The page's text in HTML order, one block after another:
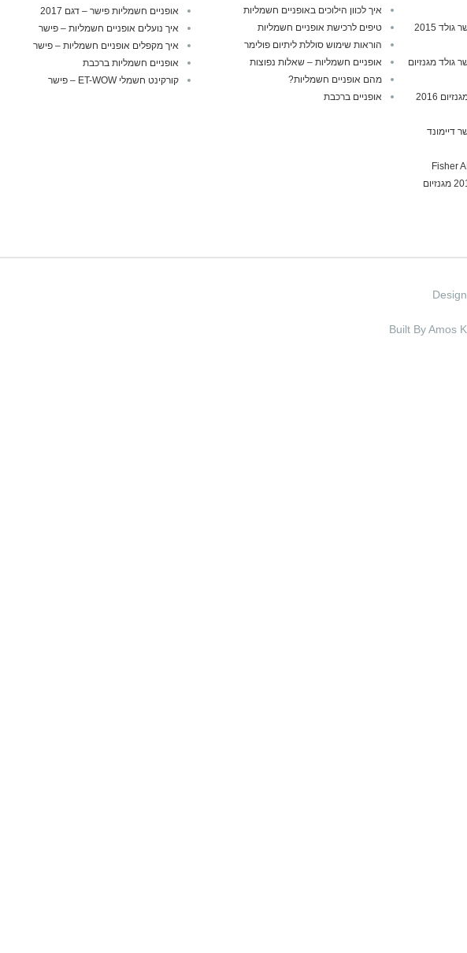
אופניים חשמליות מתקפלות פישר גולד 2015
גולד מגנזיום
אופניים חשמליות פישר סילבר מגנזיום 2016
דיימונד
אופניים חשמליות פישר גולד 2014 מגנזיום
איך לכוון הילוכים באופניים חשמליות
טיפים לרכישת אופניים חשמליות
הוראות שימוש סוללת ליתיום פולימר
אופניים חשמליות – שאלות נפוצות
מהם אופניים חשמליות?
אופניים ברכבת
אופניים חשמליות פישר – דגם 2017
איך נועלים אופניים חשמליות – פישר
איך מקפלים אופניים חשמליות – פישר
אופניים חשמליות ברכבת
קורקינט חשמלי ET-WOW – פישר
Built By Amos